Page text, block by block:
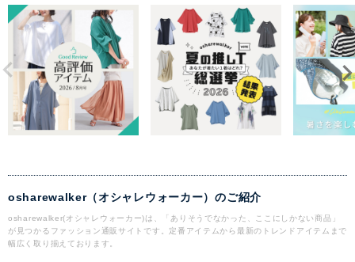
osharewalker（オシャレウォーカー）のご紹介
osharewalker(オシャレウォーカー)は、「ありそうでなかった、ここにしかない商品」
が見つかるファッション通販サイトです。定番アイテムから最新のトレンドアイテムまで
幅広く取り揃えております。